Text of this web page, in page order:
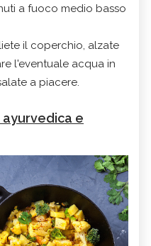
a fuoco medio basso
il coperchio, alzate
l'eventuale acqua in
a piacere.
ayurvedica e